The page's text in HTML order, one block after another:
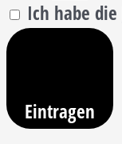
Ich habe die
Eintragen